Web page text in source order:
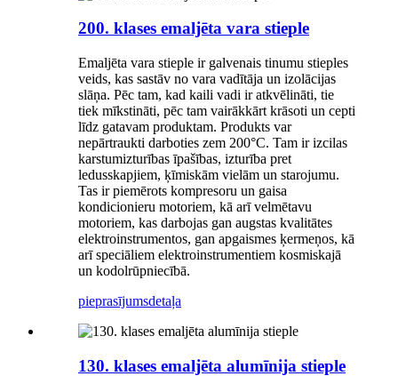
200. klases emaljēta vara stieple
Emaljēta vara stieple ir galvenais tinumu stieples
veids, kas sastāv no vara vadītāja un izolācijas
slāņa. Pēc tam, kad kaili vadi ir atkvēlināti, tie
tiek mīkstināti, pēc tam vairākkārt krāsoti un cepti
līdz gatavam produktam. Produkts var
nepārtraukti darboties zem 200°C. Tam ir izcilas
karstumizturības īpašības, izturība pret
ledusskapjiem, ķīmiskām vielām un starojumu.
Tas ir piemērots kompresoru un gaisa
kondicionieru motoriem, kā arī velmētavu
motoriem, kas darbojas gan augstas kvalitātes
elektroinstrumentos, gan apgaismes ķermeņos, kā
arī speciāliem elektroinstrumentiem kosmiskajā
un kodolrūpniecībā.
pieprasījumsdetaļa
130. klases emaljēta alumīnija stieple